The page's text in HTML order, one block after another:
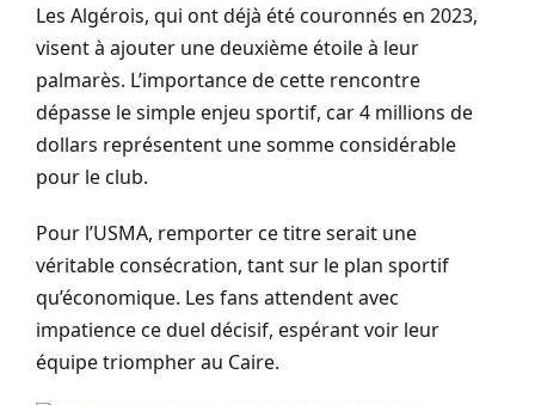
Les Algérois, qui ont déjà été couronnés en 2023,
visent à ajouter une deuxième étoile à leur
palmarès. L’importance de cette rencontre
dépasse le simple enjeu sportif, car 4 millions de
dollars représentent une somme considérable
pour le club.
Pour l’USMA, remporter ce titre serait une
véritable consécration, tant sur le plan sportif
qu’économique. Les fans attendent avec
impatience ce duel décisif, espérant voir leur
équipe triompher au Caire.